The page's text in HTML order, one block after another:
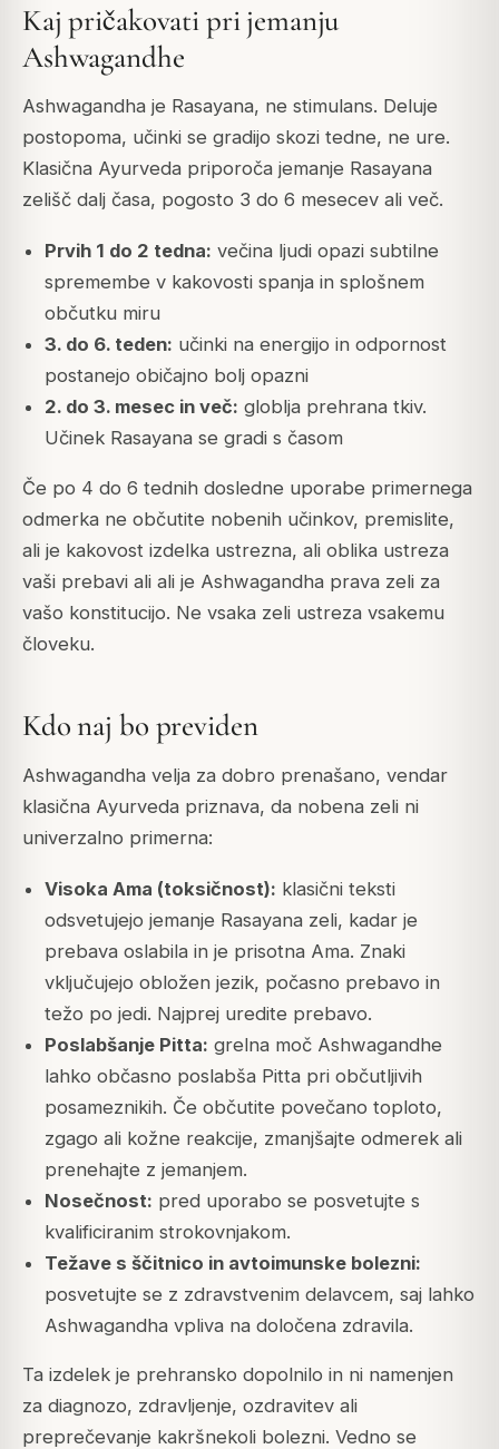
Kaj pričakovati pri jemanju
Ashwagandhe
Ashwagandha je Rasayana, ne stimulans. Deluje
postopoma, učinki se gradijo skozi tedne, ne ure.
Klasična Ayurveda priporoča jemanje Rasayana
zelišč dalj časa, pogosto 3 do 6 mesecev ali več.
Prvih 1 do 2 tedna: večina ljudi opazi subtilne
spremembe v kakovosti spanja in splošnem
občutku miru
3. do 6. teden: učinki na energijo in odpornost
postanejo običajno bolj opazni
2. do 3. mesec in več: globlja prehrana tkiv.
Učinek Rasayana se gradi s časom
Če po 4 do 6 tednih dosledne uporabe primernega
odmerka ne občutite nobenih učinkov, premislite,
ali je kakovost izdelka ustrezna, ali oblika ustreza
vaši prebavi ali ali je Ashwagandha prava zeli za
vašo konstitucijo. Ne vsaka zeli ustreza vsakemu
človeku.
Kdo naj bo previden
Ashwagandha velja za dobro prenašano, vendar
klasična Ayurveda priznava, da nobena zeli ni
univerzalno primerna:
Visoka Ama (toksičnost): klasični teksti
odsvetujejo jemanje Rasayana zeli, kadar je
prebava oslabila in je prisotna Ama. Znaki
vključujejo obložen jezik, počasno prebavo in
težo po jedi. Najprej uredite prebavo.
Poslabšanje Pitta: grelna moč Ashwagandhe
lahko občasno poslabša Pitta pri občutljivih
posameznikih. Če občutite povečano toploto,
zgago ali kožne reakcije, zmanjšajte odmerek ali
prenehajte z jemanjem.
Nosečnost: pred uporabo se posvetujte s
kvalificiranim strokovnjakom.
Težave s ščitnico in avtoimunske bolezni:
posvetujte se z zdravstvenim delavcem, saj lahko
Ashwagandha vpliva na določena zdravila.
Ta izdelek je prehransko dopolnilo in ni namenjen
za diagnozo, zdravljenje, ozdravitev ali
preprečevanje kakršnekoli bolezni. Vedno se